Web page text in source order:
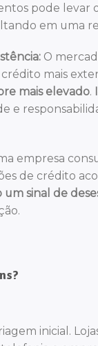
pode levar
em uma
O
mais
mais elevado.
e
empresa
de crédito
sinal de
inicial.